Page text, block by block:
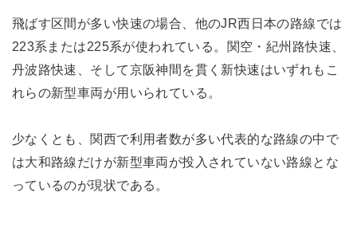
飛ばす区間が多い快速の場合、他のJR西日本の路線では
223系または225系が使われている。関空・紀州路快速、
丹波路快速、そして京阪神間を貫く新快速はいずれもこ
れらの新型車両が用いられている。
少なくとも、関西で利用者数が多い代表的な路線の中で
は大和路線だけが新型車両が投入されていない路線とな
っているのが現状である。